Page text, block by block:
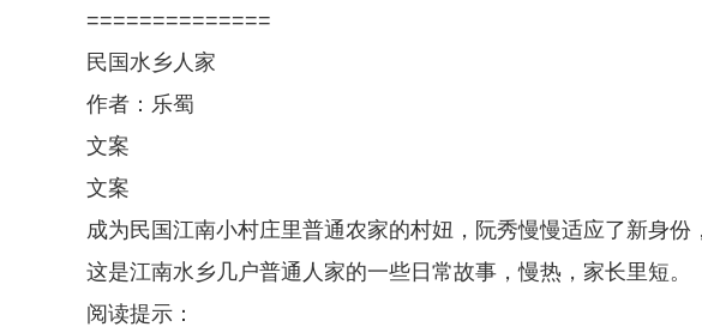
==============
民国水乡人家
作者：乐蜀
文案
文案
成为民国江南小村庄里普通农家的村妞，阮秀慢慢适应了新身
这是江南水乡几户普通人家的一些日常故事，慢热，家长里短。
阅读提示：